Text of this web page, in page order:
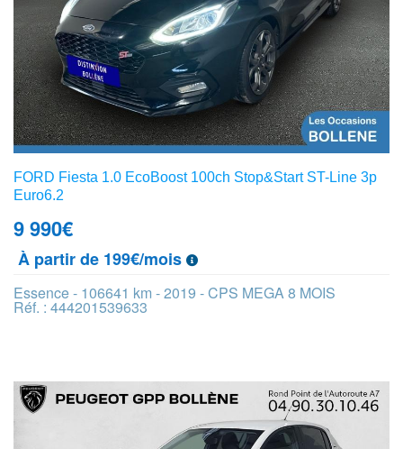
FORD Fiesta 1.0 EcoBoost 100ch Stop&Start ST-Line 3p
Euro6.2
9 990€
À partir de 199€/mois
Essence - 106641 km - 2019 - CPS MEGA 8 MOIS
Réf. : 444201539633